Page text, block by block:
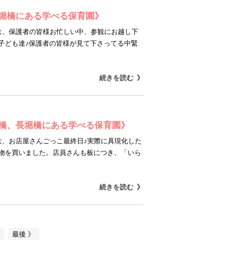
にある学べる保育園》
保護者の皆様お忙しい中、参観にお越し下
ども達♪保護者の皆様が見て下さってる中緊
続きを読む
長堀橋にある学べる保育園》
お店屋さんごっこ最終日♪実際に具現化した
買いました。店員さんも板につき、「いら
続きを読む
最後 》